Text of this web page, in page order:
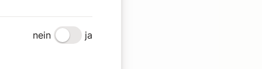
nein
ja